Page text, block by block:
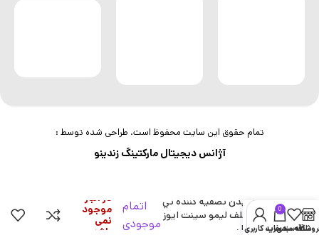
تمام حقوق این سایت محفوظ است. طراحی شده توسط :
آژانس دیجیتال مارکتینگ زندینو
شامپو بدن تصفيه كننده تي
تري و علف ليمو سينت ايوز
650 ميل
اتمام
موجودی
در انبار
موجود
نمی
باشد
علاقه مندی
0
سبد خرید
حساب کاربری من